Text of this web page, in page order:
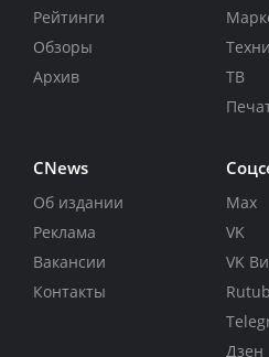
Рейтинги
Обзоры
Архив
ТВ
CNews
Об издании
Реклама
Вакансии
Контакты
Max
VK
VK
Дзен